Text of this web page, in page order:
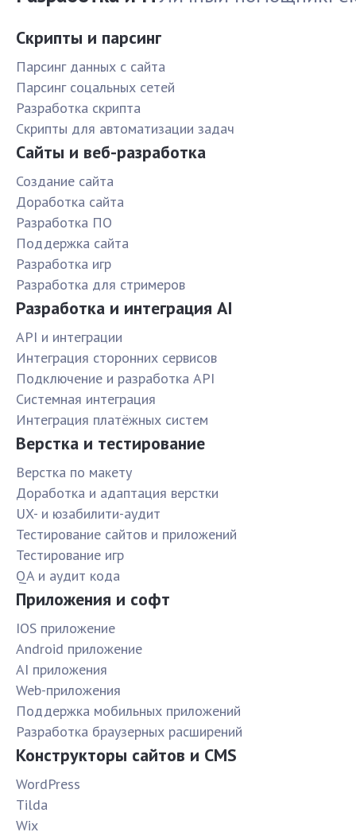
Скрипты и парсинг
Парсинг данных с сайта
Парсинг соцальных сетей
Разработка скрипта
Скрипты для автоматизации задач
Сайты и веб-разработка
Создание сайта
Доработка сайта
Разработка ПО
Поддержка сайта
Разработка игр
Разработка для стримеров
Разработка и интеграция AI
API и интеграции
Интеграция сторонних сервисов
Подключение и разработка API
Системная интеграция
Интеграция платёжных систем
Верстка и тестирование
Верстка по макету
Доработка и адаптация верстки
UX- и юзабилити-аудит
Тестирование сайтов и приложений
Тестирование игр
QA и аудит кода
Приложения и софт
IOS приложение
Android приложение
AI приложения
Web-приложения
Поддержка мобильных приложений
Разработка браузерных расширений
Конструкторы сайтов и CMS
WordPress
Tilda
Wix